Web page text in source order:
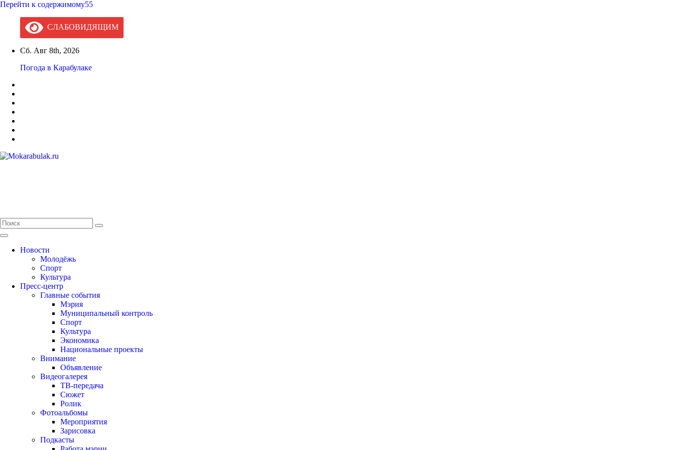
Перейти к содержимому55
СЛАБОВИДЯЩИМ
Сб. Авг 8th, 2026
Погода в Карабулаке
Новости
Молодёжь
Спорт
Культура
Пресс-центр
Главные события
Мэрия
Муниципальный контроль
Спорт
Культура
Экономика
Национальные проекты
Внимание
Объявление
Видеогалерея
ТВ-передача
Сюжет
Ролик
Фотоальбомы
Мероприятия
Зарисовка
Подкасты